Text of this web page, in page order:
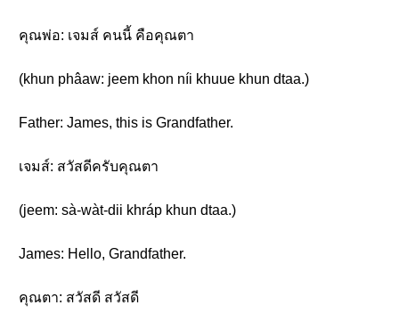
คุณพ่อ: เจมส์ คนนี้ คือคุณตา
(khun phâaw: jeem khon níi khuue khun dtaa.)
Father: James, this is Grandfather.
เจมส์: สวัสดีครับคุณตา
(jeem: sà-wàt-dii khráp khun dtaa.)
James: Hello, Grandfather.
คุณตา: สวัสดี สวัสดี